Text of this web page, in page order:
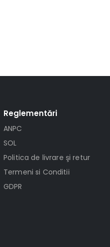
Reglementări
ANPC
SOL
Politica de livrare şi retur
Termeni si Conditii
GDPR